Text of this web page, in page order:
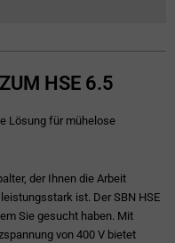
HSE 6.5
Lösung für mühelose
der Ihnen die Arbeit
ist. Der SBN HSE
Sie gesucht haben. Mit
von 400 V bietet